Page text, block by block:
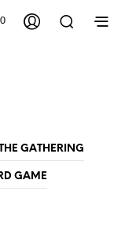
0
GATHERING
GAME